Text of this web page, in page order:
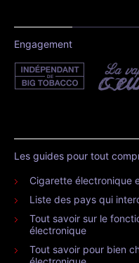
Engagement
Les guides pour tout
Cigarette électronique
Liste des pays qui
Tout savoir sur le
électronique
Tout savoir pour bien